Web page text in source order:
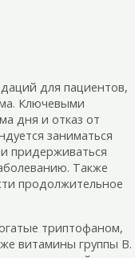
для пациентов,
Ключевыми
дня и отказ от
заниматься
придерживаться
Также
продолжительное
триптофаном,
витамины группы B.